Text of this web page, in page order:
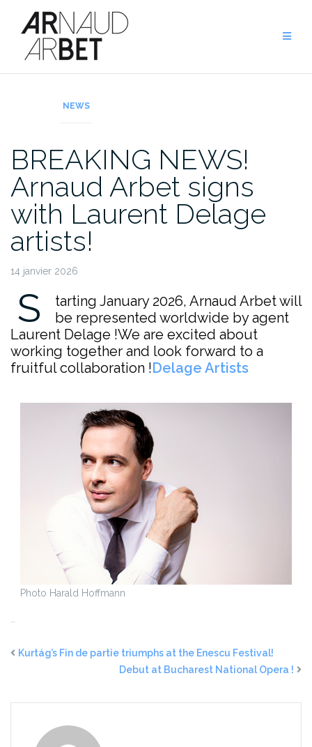
contenu
NEWS
BREAKING NEWS!
Arnaud Arbet signs
with Laurent Delage
artists!
14 janvier 2026
S
tarting January 2026, Arnaud Arbet will
be represented worldwide by agent
Laurent Delage !We are excited about
working together and look forward to a
fruitful collaboration !Delage Artists
Photo Harald Hoffmann
Kurtág’s Fin de partie triumphs at the Enescu Festival!
Debut at Bucharest National Opera !